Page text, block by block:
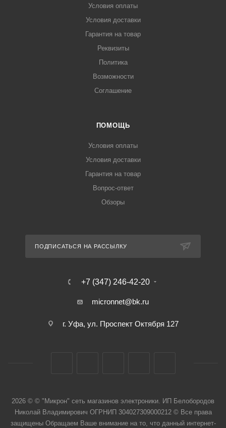
Условия оплаты
Условия доставки
Гарантия на товар
Реквизиты
Политика
Возможности
Соглашение
ПОМОЩЬ
Условия оплаты
Условия доставки
Гарантия на товар
Вопрос-ответ
Обзоры
ПОДПИСАТЬСЯ НА РАССЫЛКУ
+7 (347) 246-42-20
micronnet@bk.ru
г. Уфа, ул. Проспект Октября 127
2026 © © "Микрон" сеть магазинов электроники. ИП Белобородов
Николай Владимирович ОГРНИП 304027309000212 © Все права
защищены Обращаем Ваше внимание на то, что данный интернет-